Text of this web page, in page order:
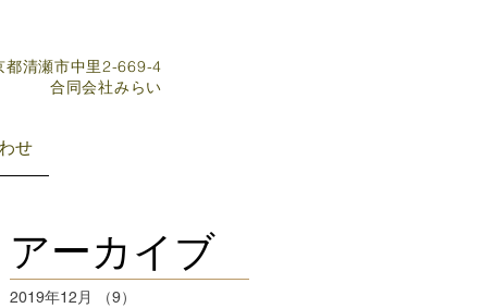
清瀬市中里2-669-4
​合同会社みらい
せ
アーカイブ
2019年12月 （9）